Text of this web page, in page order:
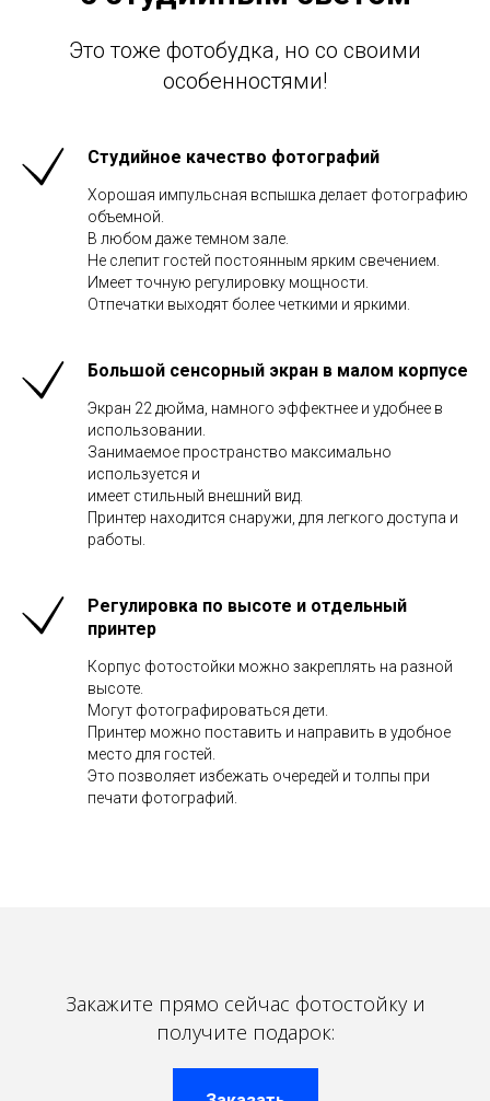
Это тоже фотобудка, но со своими
особенностями!
Студийное качество фотографий
Хорошая импульсная вспышка делает фотографию
объемной.
В любом даже темном зале.
Не слепит гостей постоянным ярким свечением.
Имеет точную регулировку мощности.
Отпечатки выходят более четкими и яркими.
Большой сенсорный экран в малом корпусе
Экран 22 дюйма, намного эффектнее и удобнее в
использовании.
Занимаемое пространство максимально
используется и
имеет стильный внешний вид.
Принтер находится снаружи, для легкого доступа и
работы.
Регулировка по высоте и отдельный
принтер
Корпус фотостойки можно закреплять на разной
высоте.
Могут фотографироваться дети.
Принтер можно поставить и направить в удобное
место для гостей.
Это позволяет избежать очередей и толпы при
печати фотографий.
Закажите прямо сейчас фотостойку и
получите подарок: